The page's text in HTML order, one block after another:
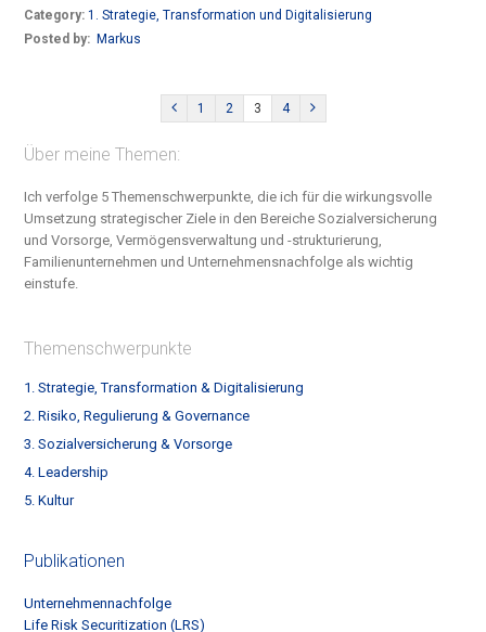
Category:1. Strategie, Transformation und Digitalisierung
Posted by: Markus
1 2 3 4
Über meine Themen:
Ich verfolge 5 Themenschwerpunkte, die ich für die wirkungsvolle
Umsetzung strategischer Ziele in den Bereiche Sozialversicherung
und Vorsorge, Vermögensverwaltung und -strukturierung,
Familienunternehmen und Unternehmensnachfolge als wichtig
einstufe.
Themenschwerpunkte
1. Strategie, Transformation & Digitalisierung
2. Risiko, Regulierung & Governance
3. Sozialversicherung & Vorsorge
4. Leadership
5. Kultur
Publikationen
Unternehmennachfolge
Life Risk Securitization (LRS)